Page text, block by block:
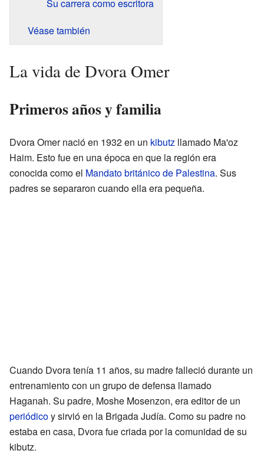
Su carrera como escritora
Véase también
La vida de Dvora Omer
Primeros años y familia
Dvora Omer nació en 1932 en un kibutz llamado Ma'oz
Haim. Esto fue en una época en que la región era
conocida como el Mandato británico de Palestina. Sus
padres se separaron cuando ella era pequeña.
Cuando Dvora tenía 11 años, su madre falleció durante un
entrenamiento con un grupo de defensa llamado
Haganah. Su padre, Moshe Mosenzon, era editor de un
periódicoy sirvió en la Brigada Judía. Como su padre no
estaba en casa, Dvora fue criada por la comunidad de su
kibutz.